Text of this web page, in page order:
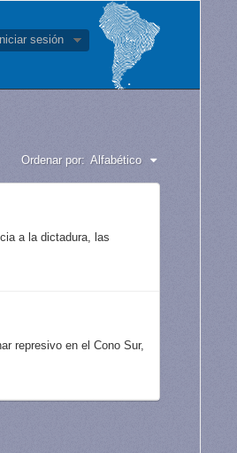
Iniciar sesión
Ordenar por: Alfabético
a la dictadura, las
represivo en el Cono Sur,